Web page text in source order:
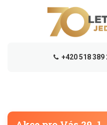
+420 518 389